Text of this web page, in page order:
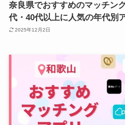
奈良県でおすすめのマッチン
代・40代以上に人気の年代別
2025年12月2日